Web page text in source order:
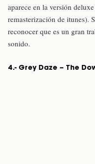
aparece en la versión
remasterización de itunes).
reconocer que es un gran
sonido.
4.- Grey Daze – The